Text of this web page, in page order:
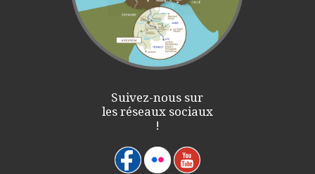
Suivez-nous sur
les réseaux sociaux
!